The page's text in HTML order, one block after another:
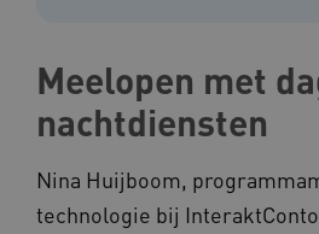
Meelopen met
nachtdiensten
Nina Huijboom,
technologie bij